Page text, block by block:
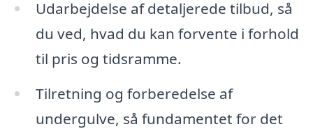
Udarbejdelse af detaljerede tilbud, så
du ved, hvad du kan forvente i forhold
til pris og tidsramme.
Tilretning og forberedelse af
undergulve, så fundamentet for det